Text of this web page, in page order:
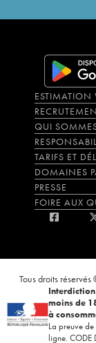
ESTIMATION
QUI
TARIFS ET
DOMAINES
PRESSE
FOIRE AUX
Tous droits
moins de
à
La preuve
ligne. CODE